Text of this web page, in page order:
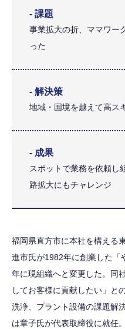
- 課題
事業拡大の折、ママワー
った
- 解決策
地域・国境を越えて高ス
- 成果
スポットで業務を依頼し
路拡大にもチャレンジ
福岡県直方市に本社を構える
進市氏が1982年に創業した「
年に現組織へと変更した。同
してお客様に貢献したい」と
洗浄、プラント設備の課題解
は章子氏が代表取締役に就任